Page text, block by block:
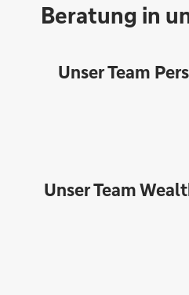
Beratung in
Unser Team
Unser Team